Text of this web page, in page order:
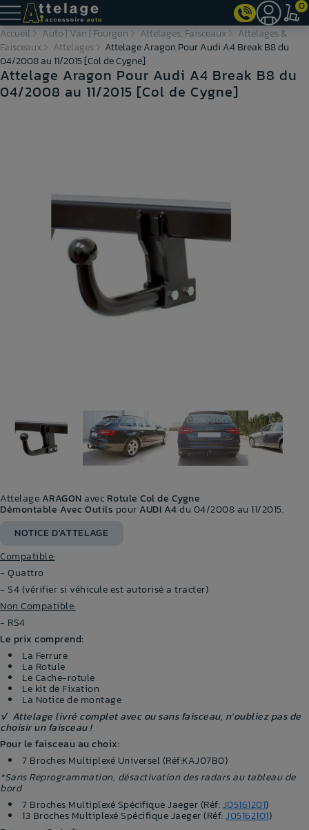
0
Accueil
Auto | Van | Fourgon Attelages, Faisceaux
Attelages &
Faisceaux
Attelages
Attelage Aragon Pour Audi A4 Break B8 du
04/2008 au 11/2015 [Col de Cygne]
Attelage Aragon Pour Audi A4 Break B8 du
04/2008 au 11/2015 [Col de Cygne]
AttelageARAGONavec Rotule Col de Cygne
Démontable Avec Outils pourAUDI A4du 04/2008 au 11/2015.
NOTICE D'ATTELAGE
Compatible:
- Quattro
- S4 (vérifier si véhicule est autorisé a tracter)
Non Compatible:
- RS4
Le prix comprend:
La Ferrure
La Rotule
Le Cache-rotule
Le kit de Fixation
La Notice de montage
√ Attelage livré complet avec ou sans faisceau, n'oubliez pas de
choisir un faisceau !
Pour le faisceau au choix:
7 Broches Multiplexé Universel (Réf:KAJ07B0)
*Sans Reprogrammation, désactivation des radars au tableau de
bord
7 Broches Multiplexé Spécifique Jaeger (Réf:J05161201)
13 Broches Multiplexé Spécifique Jaeger (Réf:J05162101)